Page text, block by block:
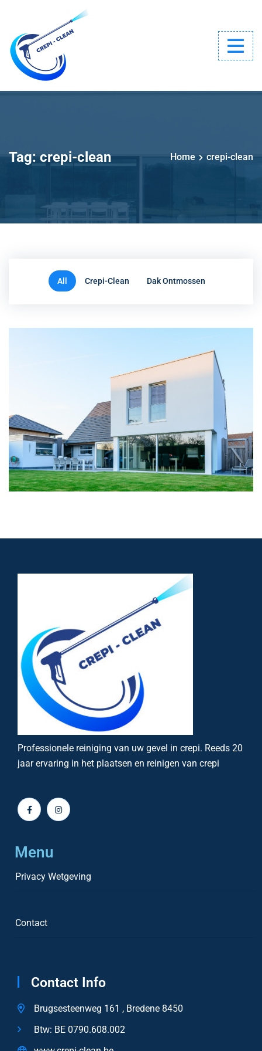
Tag:crepi-clean Home crepi-clean
All Crepi-Clean Dak Ontmossen
Professionele reiniging van uw gevel in crepi. Reeds 20
jaar ervaring in het plaatsen en reinigen van crepi
Menu
Privacy Wetgeving
Contact
Contact Info
Brugsesteenweg 161 , Bredene 8450
Btw: BE 0790.608.002